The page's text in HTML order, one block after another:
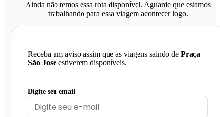
Ainda não temos essa rota disponível. Aguarde que estamos
trabalhando para essa viagem acontecer logo.
Receba um aviso assim que as viagens saindo de Praça
São José estiverem disponíveis.
Digite seu email